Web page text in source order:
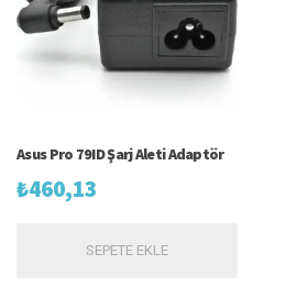
Asus Pro 79ID Şarj Aleti Adaptör
₺460,13
SEPETE EKLE